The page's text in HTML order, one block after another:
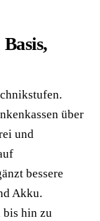
über
und
bessere
Akku.
bis hin zu